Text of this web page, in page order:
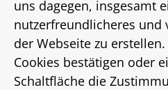
Energieausweis
keiner
Energieträger
uns dagegen, insgesamt
nutzerfreundlicheres und
der Webseite zu
Cookies bestätigen oder
Schaltfläche die